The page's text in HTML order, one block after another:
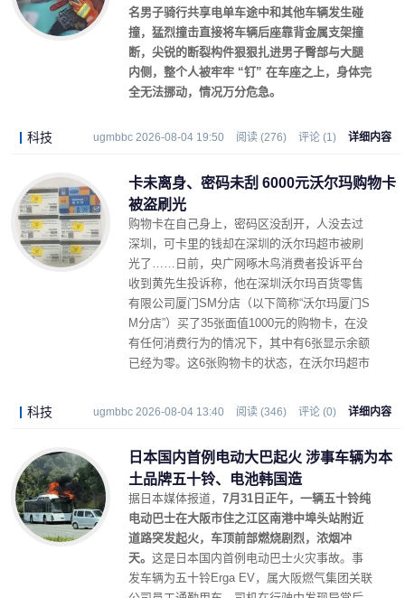
名男子骑行共享电单车途中和其他车辆发生碰
撞，猛烈撞击直接将车辆后座靠背金属支架撞
断，尖锐的断裂构件狠狠扎进男子臀部与大腿
内侧，整个人被牢牢 “钉” 在车座之上，身体完
全无法挪动，情况万分危急。
科技 ugmbbc 2026-08-04 19:50 阅读 (276) 评论 (1) 详细内容
卡未离身、密码未刮 6000元沃尔玛购物卡
被盗刷光
购物卡在自己身上，密码区没刮开，人没去过
深圳，可卡里的钱却在深圳的沃尔玛超市被刷
光了……日前，央广网啄木鸟消费者投诉平台
收到黄先生投诉称，他在深圳沃尔玛百货零售
有限公司厦门SM分店（以下简称“沃尔玛厦门S
M分店”）买了35张面值1000元的购物卡，在没
有任何消费行为的情况下，其中有6张显示余额
已经为零。这6张购物卡的状态，在沃尔玛超市
科技 ugmbbc 2026-08-04 13:40 阅读 (346) 评论 (0) 详细内容
日本国内首例电动大巴起火 涉事车辆为本
土品牌五十铃、电池韩国造
据日本媒体报道， 7月31日正午，一辆五十铃纯
电动巴士在大阪市住之江区南港中埠头站附近
道路突发起火，车顶前部燃烧剧烈，浓烟冲
天。 这是日本国内首例电动巴士火灾事故。事
发车辆为五十铃Erga EV，属大阪燃气集团关联